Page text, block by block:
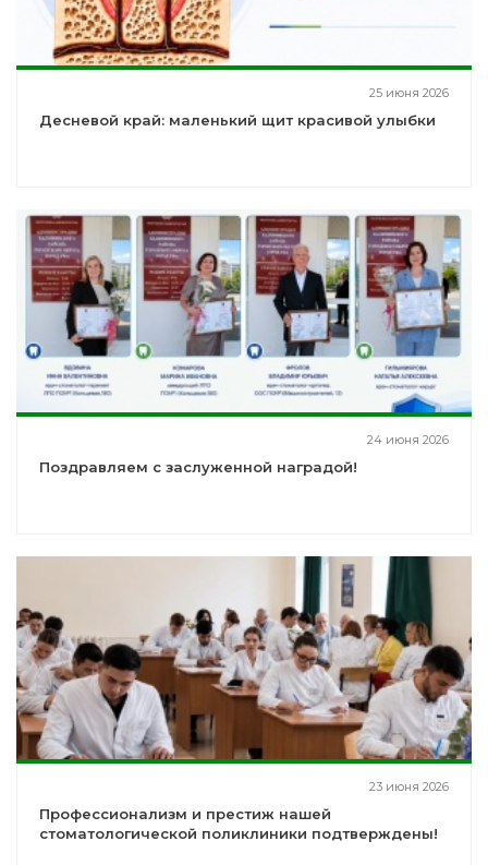
25 июня 2026
Десневой край: маленький щит красивой улыбки
24 июня 2026
Поздравляем с заслуженной наградой!
23 июня 2026
Профессионализм и престиж нашей
стоматологической поликлиники подтверждены!